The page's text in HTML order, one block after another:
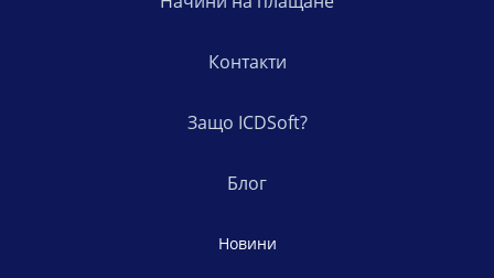
Контакти
Защо ICDSoft?
Блог
Новини